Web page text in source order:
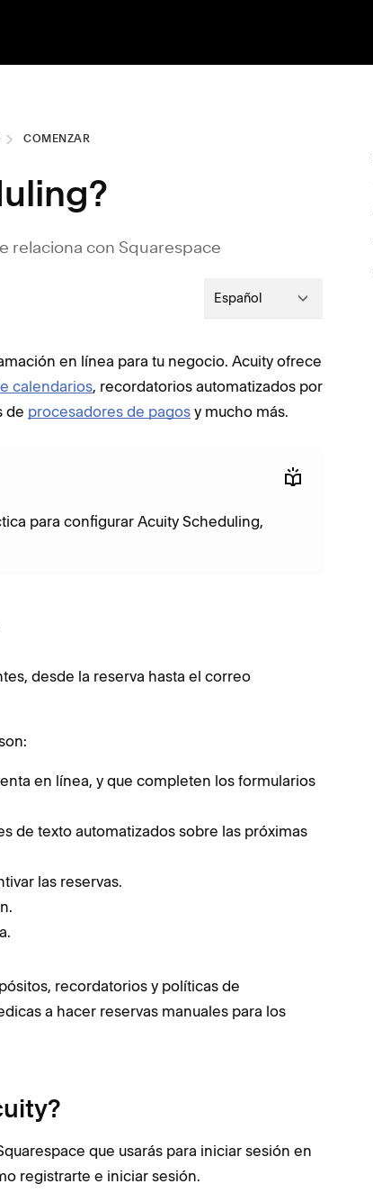
COMENZAR
relaciona con Squarespace
Español
en línea para tu negocio. Acuity ofrece
calendarios, recordatorios automatizados por
de procesadores de pagos y mucho más.
para configurar Acuity Scheduling,
desde la reserva hasta el correo
en línea, y que completen los formularios
de texto automatizados sobre las próximas
las reservas.
recordatorios y políticas de
a hacer reservas manuales para los
que usarás para iniciar sesión en
registrarte e iniciar sesión.